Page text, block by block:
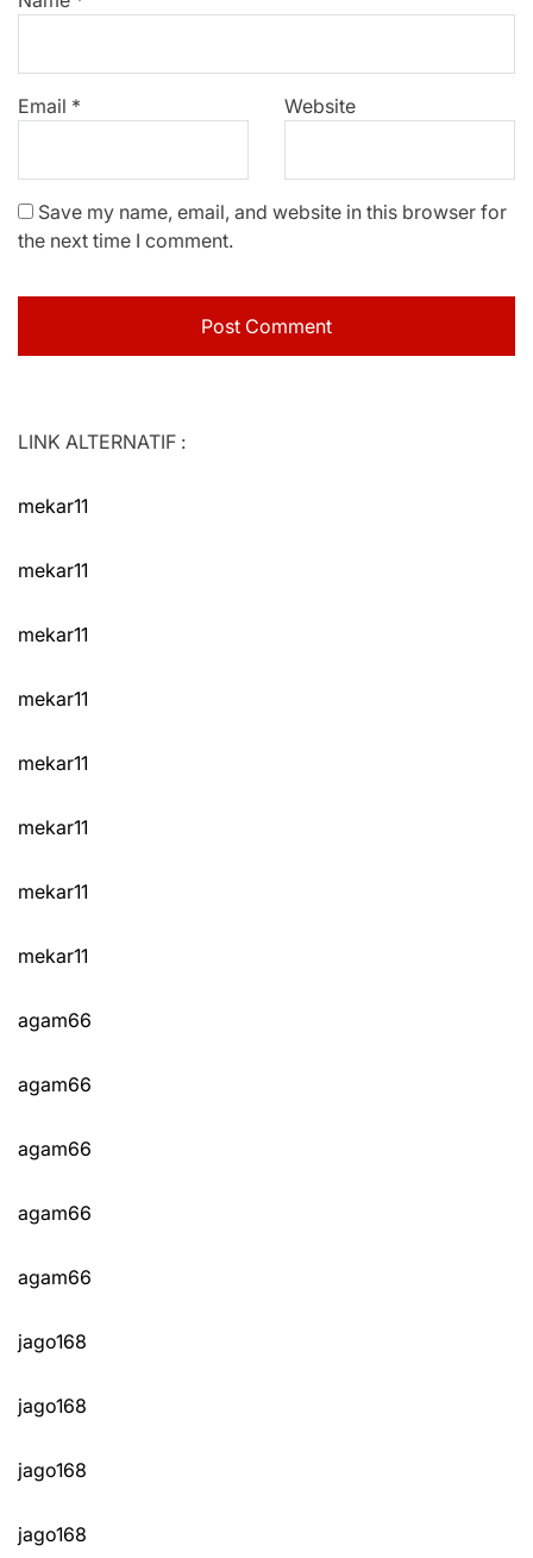
Email * Website
Save my name, email, and website in this browser for
the next time I comment.
LINK ALTERNATIF :
mekar11
mekar11
mekar11
mekar11
mekar11
mekar11
mekar11
mekar11
agam66
agam66
agam66
agam66
agam66
jago168
jago168
jago168
jago168